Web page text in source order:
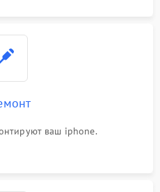
ваш iphone.